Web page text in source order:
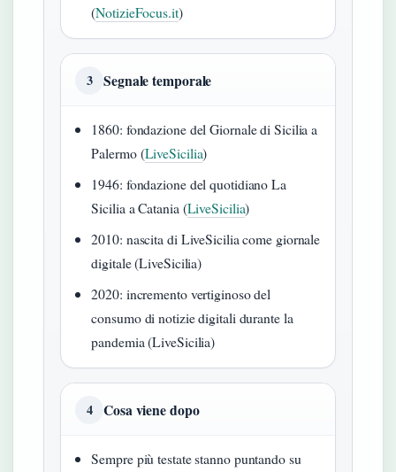
(NotizieFocus.it)
3 Segnale temporale
1860: fondazione del Giornale di Sicilia a
Palermo (LiveSicilia)
1946: fondazione del quotidiano La
Sicilia a Catania (LiveSicilia)
2010: nascita di LiveSicilia come giornale
digitale (LiveSicilia)
2020: incremento vertiginoso del
consumo di notizie digitali durante la
pandemia (LiveSicilia)
4 Cosa viene dopo
Sempre più testate stanno puntando su